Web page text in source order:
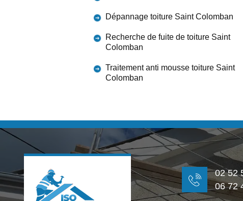
Dépannage toiture Saint Colomban
Recherche de fuite de toiture Saint
Colomban
Traitement anti mousse toiture Saint
Colomban
02 52
06 72